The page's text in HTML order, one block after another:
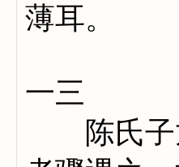
薄耳。
一三
陈氏子龙